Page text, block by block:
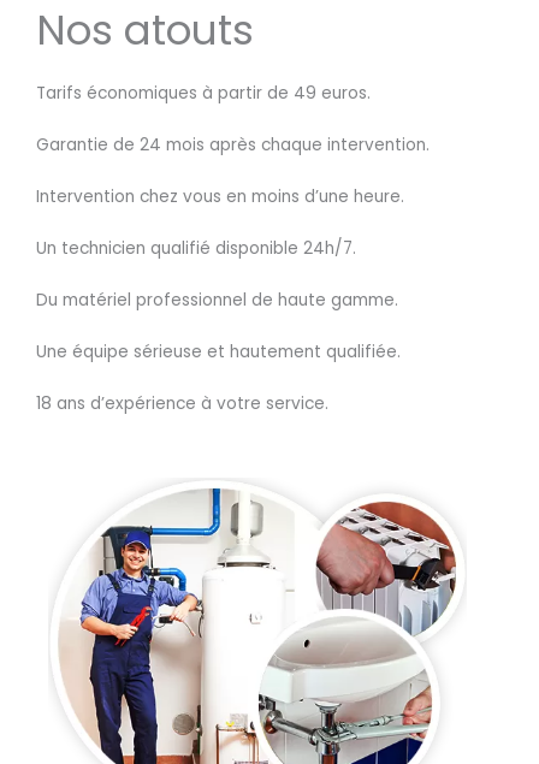
Nos atouts
Tarifs économiques à partir de 49 euros.
Garantie de 24 mois après chaque intervention.
Intervention chez vous en moins d’une heure.
Un technicien qualifié disponible 24h/7.
Du matériel professionnel de haute gamme.
Une équipe sérieuse et hautement qualifiée.
18 ans d’expérience à votre service.